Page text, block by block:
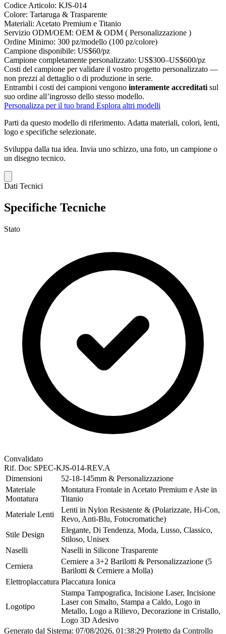
Codice Articolo: KJS-014
Colore: Tartaruga & Trasparente
Materiali: Acetato Premium e Titanio
Servizio ODM/OEM: OEM & ODM ( Personalizzazione )
Ordine Minimo: 300 pz/modello (100 pz/colore)
Campione disponibile: US$60/pz
Campione completamente personalizzato: US$300–US$600/pz
Costi del campione per validare il vostro progetto personalizzato —
non prezzi al dettaglio o di produzione in serie.
Entrambi i costi dei campioni vengono interamente accreditati sul
suo ordine all’ingrosso dello stesso modello.
Personalizza per il tuo brand Esplora altri modelli
Parti da questo modello di riferimento. Adatta materiali, colori, lenti,
logo e specifiche selezionate.
Sviluppa dalla tua idea. Invia uno schizzo, una foto, un campione o
un disegno tecnico.
Dati Tecnici
Specifiche Tecniche
Stato
Convalidato
Rif. Doc SPEC-KJS-014-REV.A
Dimensioni
52-18-145mm & Personalizzazione
Materiale
Montatura
Montatura Frontale in Acetato Premium e Aste in
Titanio
Materiale Lenti
Lenti in Nylon Resistente & (Polarizzate, Hi-Con,
Revo, Anti-Blu, Fotocromatiche)
Stile Design
Elegante, Di Tendenza, Moda, Lusso, Classico,
Stiloso, Unisex
Naselli
Naselli in Silicone Trasparente
Cerniera
Cerniere a 3+2 Barilotti & Personalizzazione (5
Barilotti & Cerniere a Molla)
Elettroplaccatura Placcatura Ionica
Logotipo
Stampa Tampografica, Incisione Laser, Incisione
Laser con Smalto, Stampa a Caldo, Logo in
Metallo, Logo a Rilievo, Decorazione in Cristallo,
Logo 3D Adesivo
Generato dal Sistema: 07/08/2026, 01:38:29 Protetto da Controllo